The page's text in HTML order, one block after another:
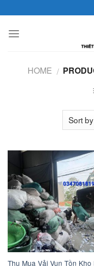
to
content
HOME /
Thu Mua Vải Vụn Tồn Kho